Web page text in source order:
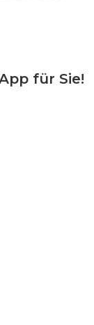
für Sie!